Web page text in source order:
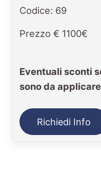
Codice: 69
Prezzo € 1100€
Eventuali sconti
sono da
Richiedi Info